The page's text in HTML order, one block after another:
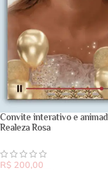
Convite interativo e
Realeza Rosa
R$ 200,00